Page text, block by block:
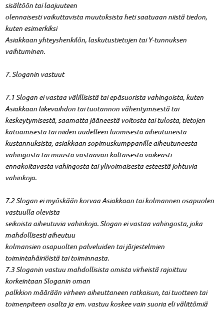
sisältöön tai laajuuteen
olennaisesti vaikuttavista muutoksista heti saatuaan niistä tiedon,
kuten esimerkiksi
Asiakkaan yhteyshenkilön, laskutustietojen tai Y-tunnuksen
vaihtuminen.
7. Sloganin vastuut
7.1 Slogan ei vastaa välillisistä tai epäsuorista vahingoista, kuten
Asiakkaan liikevaihdon tai tuotannon vähentymisestä tai
keskeytymisestä, saamatta jääneestä voitosta tai tulosta, tietojen
katoamisesta tai niiden uudelleen luomisesta aiheutuneista
kustannuksista, asiakkaan sopimuskumppanille aiheutuneesta
vahingosta tai muusta vastaavan kaltaisesta vaikeasti
ennakoitavasta vahingosta tai ylivoimaisesta esteestä johtuvia
vahinkoja.
7.2 Slogan ei myöskään korvaa Asiakkaan tai kolmannen osapuolen
vastuulla olevista
seikoista aiheutuvia vahinkoja. Slogan ei vastaa vahingosta, joka
mahdollisesti aiheutuu
kolmansien osapuolten palveluiden tai järjestelmien
toimintahäiriöistä tai toiminnasta.
7.3 Sloganin vastuu mahdollisista omista virheistä rajoittuu
korkeintaan Sloganin oman
palkkion määrään virheen aiheuttaneen ratkaisun, tai tuotteen tai
toimenpiteen osalta ja em. vastuu koskee vain suoria eli välittömiä